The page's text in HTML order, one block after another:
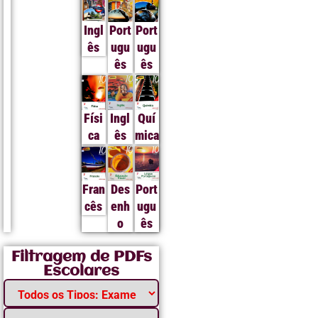
Ingl
ês
Port
ugu
ês
Port
ugu
ês
Físi
ca
Ingl
ês
Quí
mica
Fran
cês
Des
enh
o
Port
ugu
ês
Filtragem de PDFs
Escolares